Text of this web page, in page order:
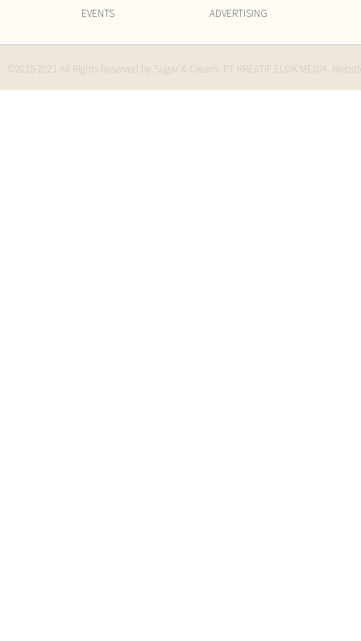
EVENTS
ADVERTISING
©2015-2021 All Rights Reserved by Sugar & Cream. PT KREATIF ELOK MEDIA.